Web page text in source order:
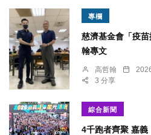
專欄
慈濟基金會「疫
翰專文
高哲翰
3 分享
綜合新聞
4千跑者齊聚 嘉義